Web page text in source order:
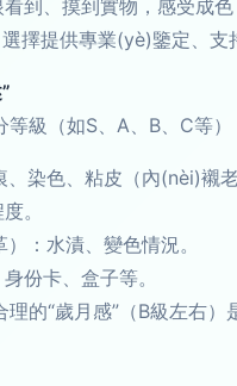
看到、摸到實物，感受成
選擇提供專業(yè)鑒定、
等級（如S、A、B、C等
、染色、粘皮（內(nèi)襯
。
）：水漬、變色情況。
份卡、盒子等。
的“歲月感”（B級左右）